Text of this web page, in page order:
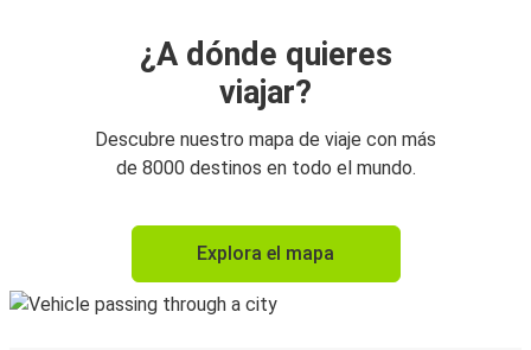
¿A dónde quieres
viajar?
Descubre nuestro mapa de viaje con más
de 8000 destinos en todo el mundo.
Explora el mapa